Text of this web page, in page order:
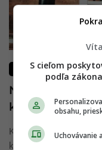
LIFESTYLE
k meninám
Každá z nás túži po
ktorý vymyslí niečo,
S cieľom
podľa
obsahu,
Uchovávanie